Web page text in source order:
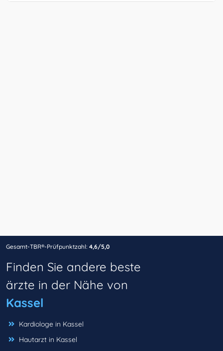
Gesamt-TBR®-Prüfpunktzahl: 4,6/5,0
Finden Sie andere beste
ärzte in der Nähe von
Kassel
Kardiologe in Kassel
Hautarzt in Kassel